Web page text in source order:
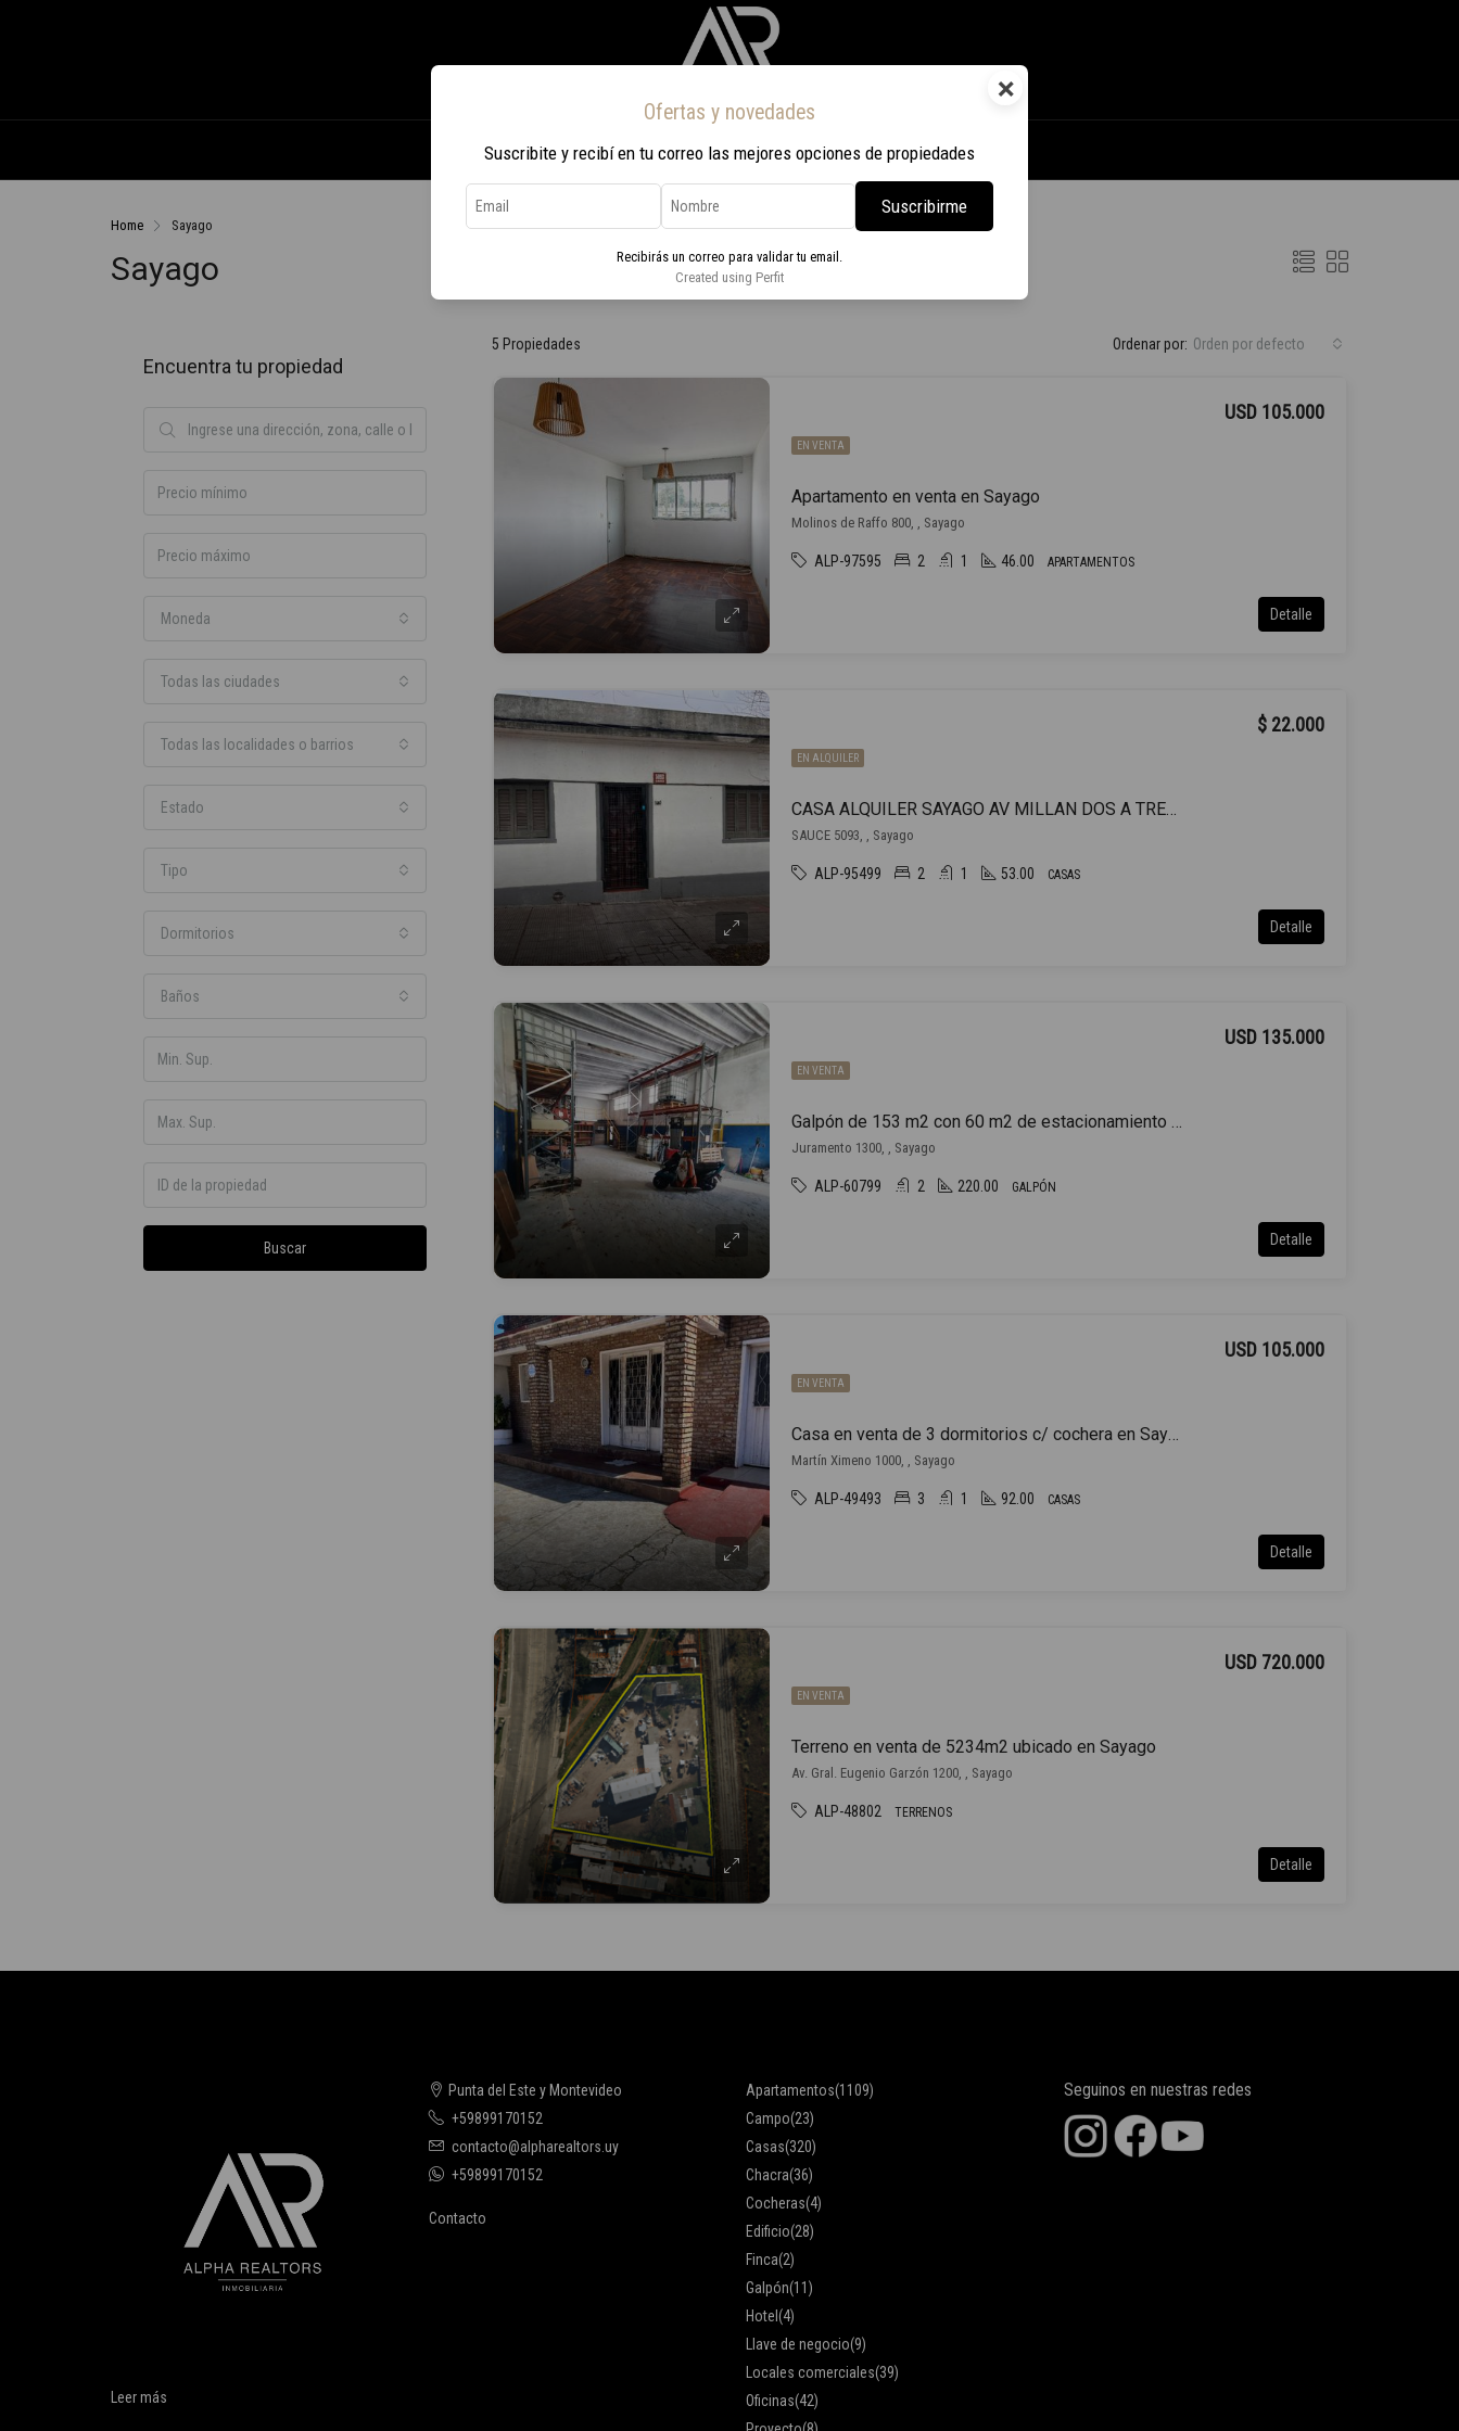
×
Ofertas y novedades
Suscribite y recibí en tu correo las mejores opciones de propiedades
Suscribirme
Recibirás un correo para validar tu email.
Created using Perfit
Inicio Propiedades Nosotros Contacto Viaje a Rio 2026
Home Sayago
Sayago
5 Propiedades Ordenar por: Orden por defecto
EN VENTA
Apartamento en venta en Sayago
USD 105.000
Molinos de Raffo 800, , Sayago
ALP-97595 2 1 46.00 APARTAMENTOS
Detalle
EN ALQUILER
CASA ALQUILER SAYAGO AV MILLAN DOS A TRES DORMITORIOS SIN GASTOS COMUNES PATIO
$ 22.000
SAUCE 5093, , Sayago
ALP-95499 2 1 53.00 CASAS
Detalle
EN VENTA
Galpón de 153 m2 con 60 m2 de estacionamiento en Sayago
USD 135.000
Juramento 1300, , Sayago
ALP-60799 2 220.00 GALPÓN
Detalle
EN VENTA
Casa en venta de 3 dormitorios c/ cochera en Sayago
USD 105.000
Martín Ximeno 1000, , Sayago
ALP-49493 3 1 92.00 CASAS
Detalle
EN VENTA
Terreno en venta de 5234m2 ubicado en Sayago
USD 720.000
Av. Gral. Eugenio Garzón 1200, , Sayago
ALP-48802 TERRENOS
Detalle
Encuentra tu propiedad
Moneda
Todas las ciudades
Todas las localidades o barrios
Estado
Tipo
Dormitorios
Baños
Buscar
Leer más
Punta del Este y Montevideo
+59899170152
contacto@alpharealtors.uy
+59899170152
Contacto
Apartamentos(1109)
Campo(23)
Casas(320)
Chacra(36)
Cocheras(4)
Edificio(28)
Finca(2)
Galpón(11)
Hotel (4)
Llave de negocio(9)
Locales comerciales(39)
Oficinas(42)
Seguinos en nuestras redes